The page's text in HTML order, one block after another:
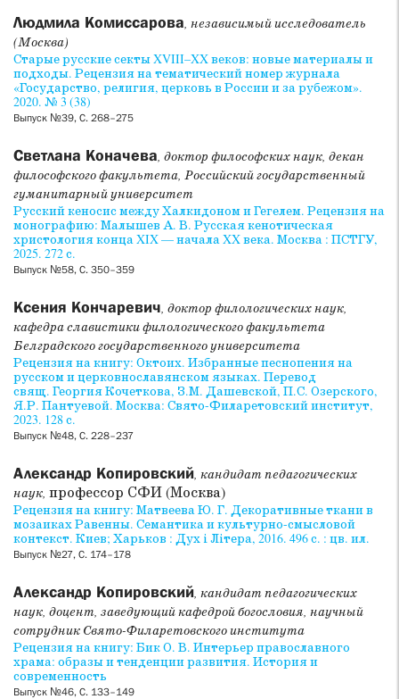
Людмила Комиссарова, независимый исследователь
(Москва)
Старые русские секты XVIII–XX веков: новые материалы и
подходы. Рецензия на тематический номер журнала
«Государство, религия, церковь в России и за рубежом».
2020. № 3 (38)
Выпуск №39, С. 268–275
Светлана Коначева, доктор философских наук, декан
философского факультета, Российский государственный
гуманитарный университет
Русский кеносис между Халкидоном и Гегелем. Рецензия на
монографию: Малышев А. В. Русская кенотическая
христология конца XIX — начала XX века. Москва : ПСТГУ,
2025. 272 с.
Выпуск №58, С. 350–359
Ксения Кончаревич, доктор филологических наук,
кафедра славистики филологического факультета
Белградского государственного университета
Рецензия на книгу: Октоих. Избранные песнопения на
русском и церковнославянском языках. Перевод
свящ. Георгия Кочеткова, З.М. Дашевской, П.С. Озерского,
Я.Р. Пантуевой. Москва: Свято-Филаретовский институт,
2023. 128 с.
Выпуск №48, С. 228–237
Александр Копировский, кандидат педагогических
наук, профессор СФИ (Москва)
Рецензия на книгу: Матвеева Ю. Г. Декоративные ткани в
мозаиках Равенны. Семантика и культурно-смысловой
контекст. Киев; Харьков : Дух і Літера, 2016. 496с. : цв. ил.
Выпуск №27, С. 174–178
Александр Копировский, кандидат педагогических
наук, доцент, заведующий кафедрой богословия, научный
сотрудник Свято-Филаретовского института
Рецензия на книгу: Бик О. В. Интерьер православного
храма: образы и тенденции развития. История и
современность
Выпуск №46, С. 133–149